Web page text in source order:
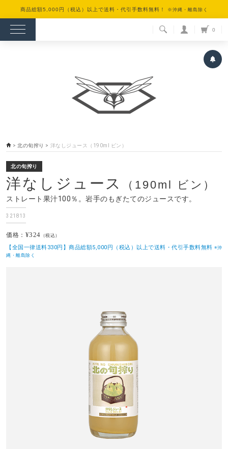
商品総額5,000円（税込）以上で送料・代引手数料無料！ ※沖縄・離島除く
0
> 北の旬搾り > 洋なしジュース（190ml ビン）
北の旬搾り
洋なしジュース （190ml ビン）
ストレート果汁100％。岩手のもぎたてのジュースです。
321813
価格： ¥324 （税込）
【全国一律送料330円】商品総額5,000円（税込）以上で送料・代引手数料無料 ※沖
縄・離島除く